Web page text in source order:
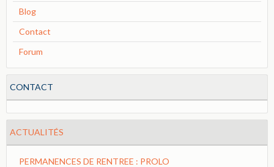
Blog
Contact
Forum
CONTACT
ACTUALITÉS
PERMANENCES DE RENTREE : PROLO